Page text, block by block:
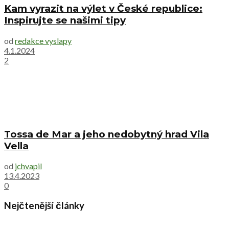
Kam vyrazit na výlet v České republice:
Inspirujte se našimi tipy
od redakce vyslapy
4.1.2024
2
Tossa de Mar a jeho nedobytný hrad Vila
Vella
od jchvapil
13.4.2023
0
Nejčtenější články